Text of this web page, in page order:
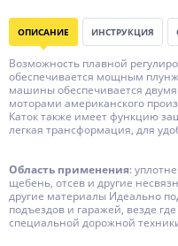
ОПИСАНИЕ ИНСТРУКЦИЯ
Возможность плавной
обеспечивается мощным
машины обеспечивается
моторами американского
Каток также имеет функцию
легкая трансформация, для
Область применения:
щебень, отсев и другие
другие материалы Идеально
подъездов и гаражей, везде
специальной дорожной